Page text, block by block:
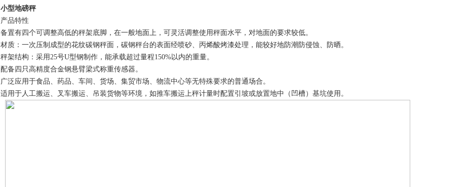
小型地磅秤
产品特性
备置有四个可调整高低的秤架底脚，在一般地面上，可灵活调整使用秤面水平，对地面的要求较低。
材质：一次压制成型的花纹碳钢秤面，碳钢秤台的表面经喷砂、丙烯酸烤漆处理，能较好地防潮防侵蚀、防晒。
秤架结构：采用25号U型钢制作，能承载超过量程150%以内的重量。
配备四只高精度合金钢悬臂梁式称重传感器。
广泛应用于食品、药品、车间、货场、集贸市场、物流中心等无特殊要求的普通场合。
适用于人工搬运、叉车搬运、吊装货物等环境，如推车搬运上秤计量时配置引坡或放置地中（凹槽）基坑使用。